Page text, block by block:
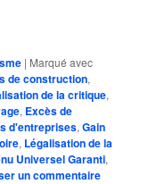
| Marqué avec
de construction,
de la critique,
, Excès de
d'entreprises,Gain
, Légalisation de la
Universel Garanti,
un commentaire